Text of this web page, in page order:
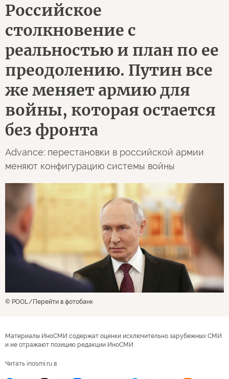
Российское
столкновение с
реальностью и план по ее
преодолению. Путин все
же меняет армию для
войны, которая остается
без фронта
Advance: перестановки в российской армии
меняют конфигурацию системы войны
© POOL Перейти в фотобанк
Материалы ИноСМИ содержат оценки исключительно зарубежных СМИ
и не отражают позицию редакции ИноСМИ
Читать inosmi.ru в